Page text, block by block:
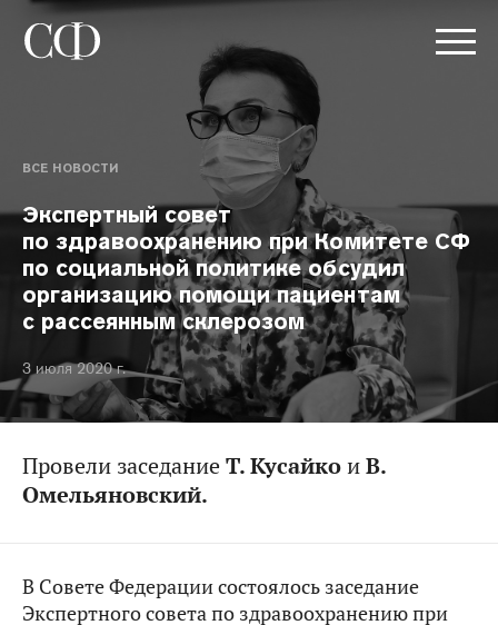
ВСЕ НОВОСТИ
Экспертный совет
по здравоохранению при Комитете СФ
по социальной политике обсудил
организацию помощи пациентам
с рассеянным склерозом
3 июля 2020 г.
Провели заседание Т. КусайкоиВ.
Омельяновский.
В Совете Федерации состоялось заседание
Экспертного совета по здравоохранению при